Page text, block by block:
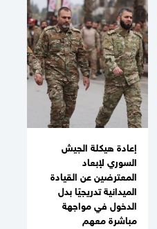
إعادة هيكلة الجيش
السوري لإبعاد
المعترضين عن القيادة
الميدانية تدريجيًا بدل
الدخول في مواجهة
مباشرة معهم